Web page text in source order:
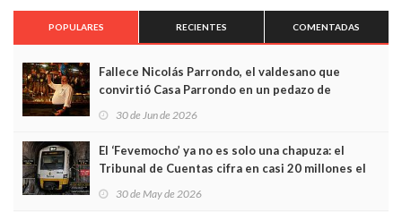
POPULARES RECIENTES COMENTADAS
Fallece Nicolás Parrondo, el valdesano que
convirtió Casa Parrondo en un pedazo de
Asturias en Madrid
30 de Jun de 2026
El ‘Fevemocho’ ya no es solo una chapuza: el
Tribunal de Cuentas cifra en casi 20 millones el
sobrecoste de los trenes que no cabían por los
30 de May de 2026